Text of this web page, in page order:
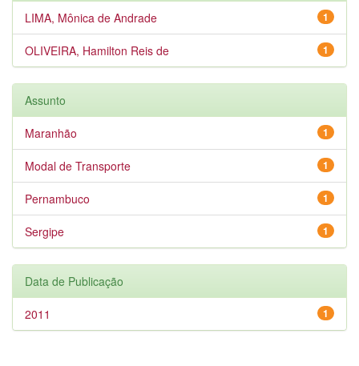
1
LIMA, Mônica de Andrade
1
OLIVEIRA, Hamilton Reis de
Assunto
1
Maranhão
1
Modal de Transporte
1
Pernambuco
1
Sergipe
Data de Publicação
1
2011